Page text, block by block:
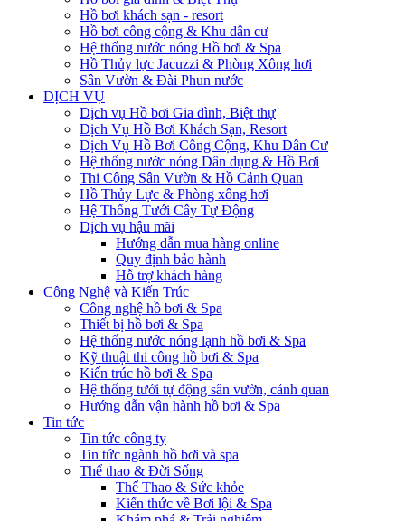
Hồ bơi khách sạn - resort
Hồ bơi công cộng & Khu dân cư
Hệ thống nước nóng Hồ bơi & Spa
Hồ Thủy lực Jacuzzi & Phòng Xông hơi
Sân Vườn & Đài Phun nước
DỊCH VỤ
Dịch vụ Hồ bơi Gia đình, Biệt thự
Dịch Vụ Hồ Bơi Khách Sạn, Resort
Dịch Vụ Hồ Bơi Công Cộng, Khu Dân Cư
Hệ thống nước nóng Dân dụng & Hồ Bơi
Thi Công Sân Vườn & Hồ Cảnh Quan
Hồ Thủy Lực & Phòng xông hơi
Hệ Thống Tưới Cây Tự Động
Dịch vụ hậu mãi
Hướng dẫn mua hàng online
Quy định bảo hành
Hỗ trợ khách hàng
Công Nghệ và Kiến Trúc
Công nghệ hồ bơi & Spa
Thiết bị hồ bơi & Spa
Hệ thống nước nóng lạnh hồ bơi & Spa
Kỹ thuật thi công hồ bơi & Spa
Kiến trúc hồ bơi & Spa
Hệ thống tưới tự động sân vườn, cảnh quan
Hướng dẫn vận hành hồ bơi & Spa
Tin tức
Tin tức công ty
Tin tức ngành hồ bơi và spa
Thể thao & Đời Sống
Thể Thao & Sức khỏe
Kiến thức về Bơi lội & Spa